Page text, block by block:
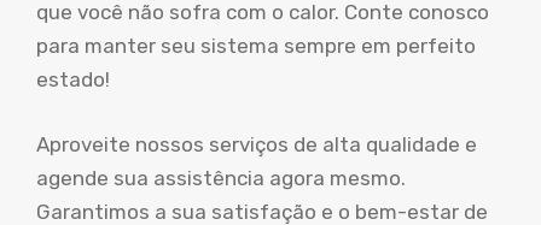
que você não sofra com o calor. Conte conosco
para manter seu sistema sempre em perfeito
estado!
Aproveite nossos serviços de alta qualidade e
agende sua assistência agora mesmo.
Garantimos a sua satisfação e o bem-estar de